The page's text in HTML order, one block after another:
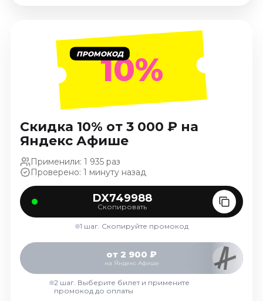
Экскурсии
Август 2026
Сентябрь 2026
Октябрь 2026
Ноябрь 2026
Декабрь 2026
Спорт
Сентябрь 2026
Декабрь 2026
Август 2026
Сентябрь 2026
Октябрь 2026
ПРОМОКОД10%
Скидка 10% от 3 000 ₽ на
Яндекс Афише
Применили: 1 935 раз
Проверено: 1 минуту назад
DX749988
Скопировать
1 шаг. Скопируйте промокод
от 2 900 ₽
на Яндекс Афише
2 шаг. Выберите билет и примените
промокод до оплаты